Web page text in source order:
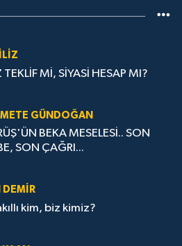
Mİ, SİYASİ HESAP MI?
METE GÜNDOĞAN
BEKA MESELESİ.. SON
SON ÇAĞRI...
DEMİR
kim, biz kimiz?